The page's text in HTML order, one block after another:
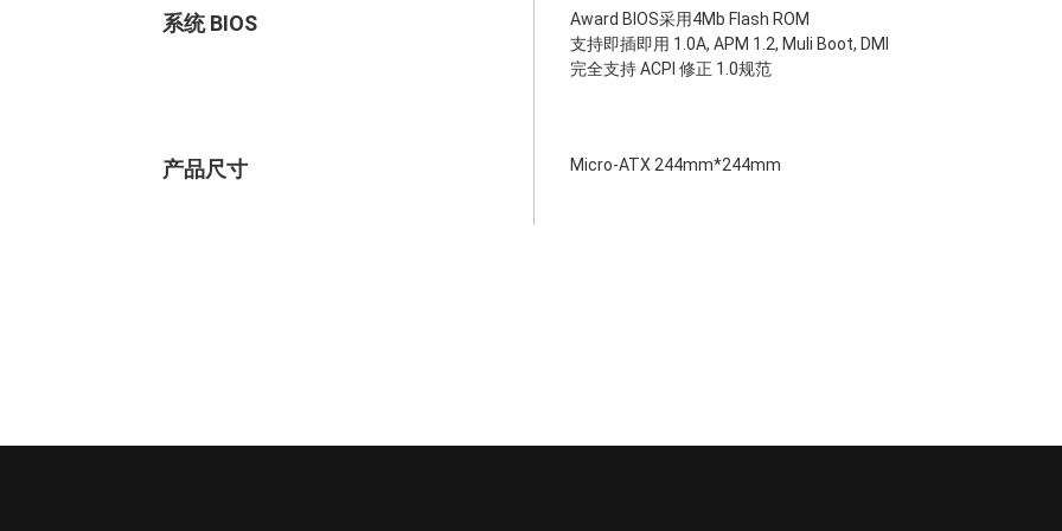
系统 BIOS
Award BIOS采用4Mb Flash ROM
支持即插即用 1.0A, APM 1.2, Muli Boot, DMI
完全支持 ACPI 修正 1.0规范
产品尺寸 Micro-ATX 244mm*244mm